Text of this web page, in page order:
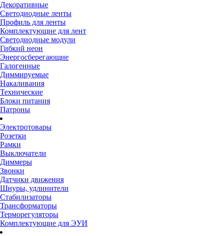
Декоративные
Светодиодные ленты
Профиль для ленты
Комплектующие для лент
Светодиодные модули
Гибкий неон
Энергосберегающие
Галогенные
Диммируемые
Накаливания
Технические
Блоки питания
Патроны
Электротовары
Розетки
Рамки
Выключатели
Диммеры
Звонки
Датчики движения
Шнуры, удлинители
Стабилизаторы
Трансформаторы
Терморегуляторы
Комплектующие для ЭУИ